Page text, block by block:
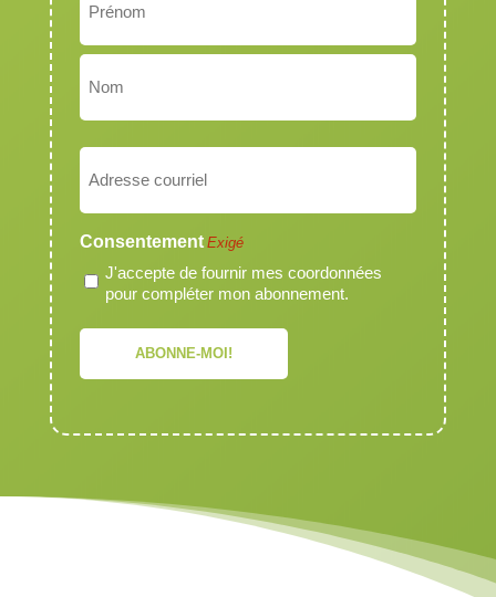
Exigé
Prénom
Courriel
Exigé
Consentement Exigé
J'accepte de fournir mes coordonnées
pour compléter mon abonnement.